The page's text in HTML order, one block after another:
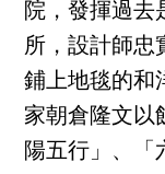
院，發揮過去
所，設計師忠
鋪上地毯的和
家朝倉隆文以
陽五行」、「